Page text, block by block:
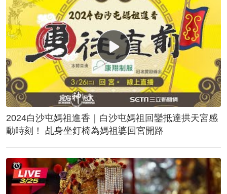
2024白沙屯媽祖進香｜白沙屯媽祖回鑾抵達拱天宮感
動時刻！ 乩身坐釘椅為媽祖婆回宮開路